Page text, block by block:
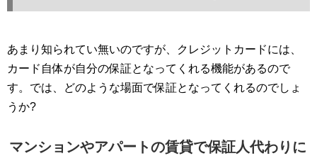
あまり知られてい無いのですが、クレジットカードには、
カード自体が自分の保証となってくれる機能があるので
す。では、どのような場面で保証となってくれるのでしょ
うか?
マンションやアパートの賃貸で保証人代わりに